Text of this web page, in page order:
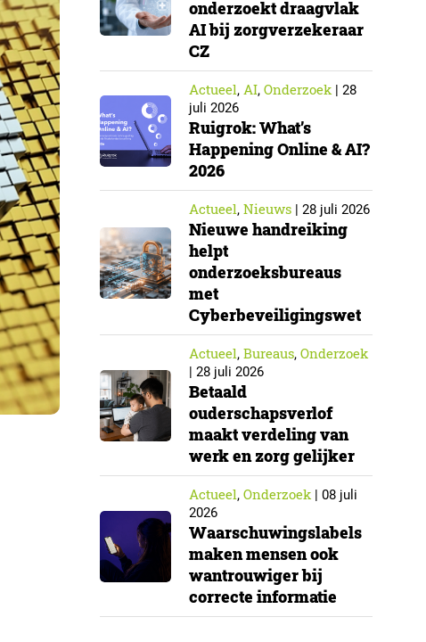
onderzoekt draagvlak
AI bij zorgverzekeraar
CZ
Actueel, AI, Onderzoek| 28
juli 2026
Ruigrok: What’s
Happening Online & AI?
2026
Actueel, Nieuws | 28 juli 2026
Nieuwe handreiking
helpt
onderzoeksbureaus
met
Cyberbeveiligingswet
Actueel, Bureaus, Onderzoek
| 28 juli 2026
Betaald
ouderschapsverlof
maakt verdeling van
werk en zorg gelijker
Actueel, Onderzoek| 08 juli
2026
Waarschuwingslabels
maken mensen ook
wantrouwiger bij
correcte informatie